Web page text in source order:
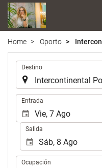
Home Oporto
Introduzca
lugar
de
destino
en
que
realizar
Destino
Introduzca
las
fechas
inicio
fin
Entrada
Salida
Ocupación
Ocupación